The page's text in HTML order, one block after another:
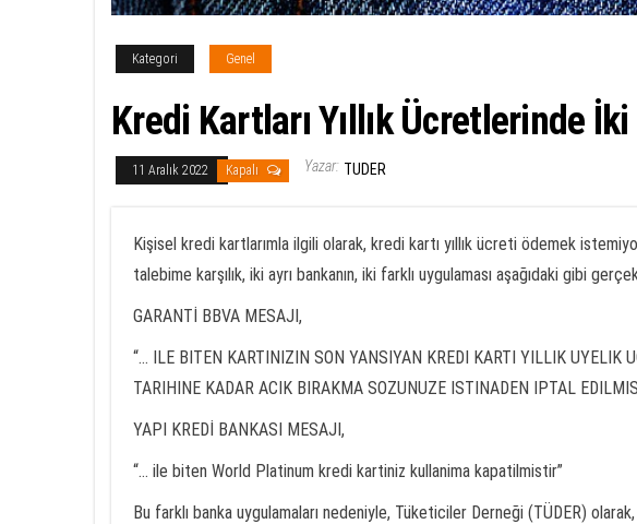
Kategori Genel
Kredi Kartları Yıllık Ücretlerinde
11 Aralık 2022 Kapalı Yazar: TUDER
Kişisel kredi kartlarımla ilgili olarak, kredi kartı yıllık ücreti ödemek
talebime karşılık, iki ayrı bankanın, iki farklı uygulaması aşağıdaki gibi
GARANTİ BBVA MESAJI,
“… ILE BITEN KARTINIZIN SON YANSIYAN KREDI KARTI YILLIK UYELIK
TARIHINE KADAR ACIK BIRAKMA SOZUNUZE ISTINADEN IPTAL
YAPI KREDİ BANKASI MESAJI,
“… ile biten World Platinum kredi kartiniz kullanima kapatilmistir”
Bu farklı banka uygulamaları nedeniyle, Tüketiciler Derneği (TÜDER)